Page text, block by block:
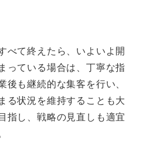
べて終えたら、いよいよ開
っている場合は、丁寧な指
も継続的な集客を行い、
る状況を維持することも大
指し、戦略の見直しも適宜